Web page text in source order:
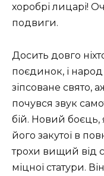
хоробрі лицарі!
подвиги.
Досить довго
поєдинок, і
зіпсоване свято,
почувся звук
бій. Новий
його закутої в
трохи вищий від
міцної статури.